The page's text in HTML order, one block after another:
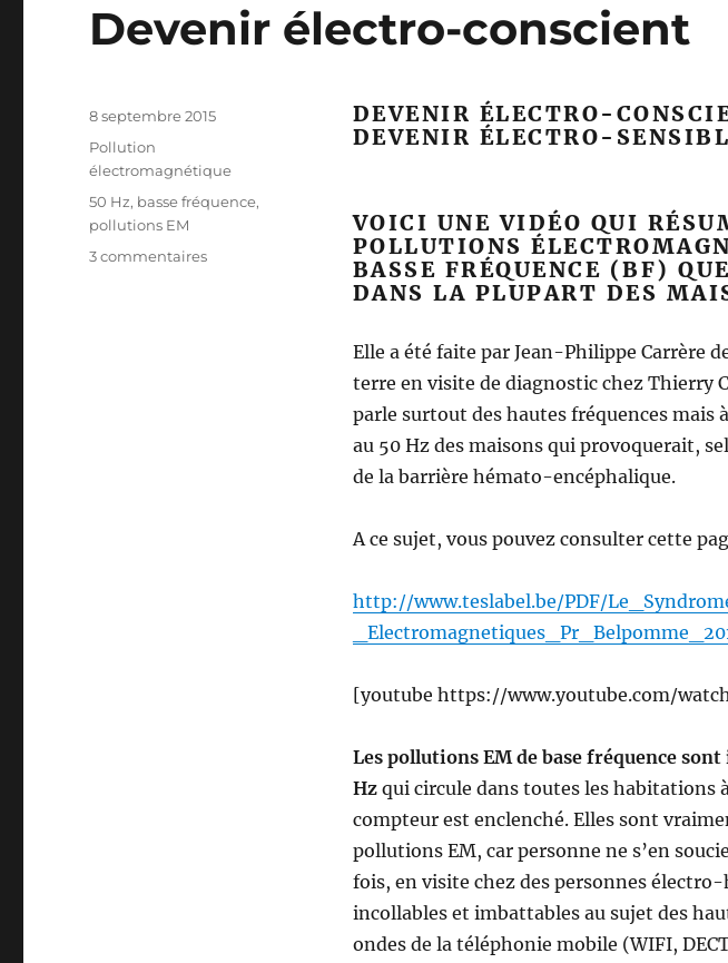
Devenir électro-conscient
DEVENIR ÉLECTRO-
DEVENIR ÉLECTRO-
VOICI UNE VIDÉO QUI
POLLUTIONS
BASSE FRÉQUENCE (BF)
DANS LA PLUPART DES
Elle a été faite par Jean-Philippe Carrère
terre en visite de diagnostic chez Thierry
parle surtout des hautes fréquences mais
au 50 Hz des maisons qui provoquerait,
de la barrière hémato-encéphalique.
A ce sujet, vous pouvez consulter cette
http://www.teslabel.be/PDF/
[youtube https://www.youtube.com/
Les pollutions EM de base fréquence
Hzqui circule dans toutes les habitations
compteur est enclenché. Elles sont
pollutions EM, car personne ne s’en
fois, en visite chez des personnes
incollables et imbattables au sujet des
ondes de la téléphonie mobile (WIFI,
Publié
8 septembre 2015
Catégories
Pollution
électromagnétique
Étiquettes
50 Hz, basse fréquence,
pollutions EM
3 commentairessur